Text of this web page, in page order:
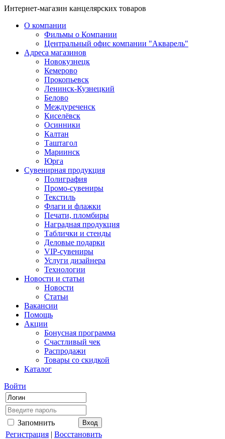
Интернет-магазин канцелярских товаров
О компании
Фильмы о Компании
Центральный офис компании "Акварель"
Адреса магазинов
Новокузнецк
Кемерово
Прокопьевск
Ленинск-Кузнецкий
Белово
Междуреченск
Киселёвск
Осинники
Калтан
Таштагол
Мариинск
Юрга
Сувенирная продукция
Полиграфия
Промо-сувениры
Текстиль
Флаги и флажки
Печати, пломбиры
Наградная продукция
Таблички и стенды
Деловые подарки
VIP-сувениры
Услуги дизайнера
Технологии
Новости и статьи
Новости
Статьи
Вакансии
Помощь
Акции
Бонусная программа
Счастливый чек
Распродажи
Товары со скидкой
Каталог
Войти
Запомнить
Регистрация | Восстановить